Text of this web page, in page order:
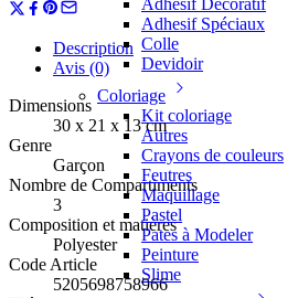
Adhesif Décoratif
Adhesif Spéciaux
Colle
Devidoir
Coloriage
Kit coloriage
Autres
Crayons de couleurs
Feutres
Maquillage
Pastel
Pates à Modeler
Peinture
Slime
Description
Avis (0)
Dimensions
30 x 21 x 13 cm
Genre
Garçon
Nombre de Compartiments
3
Composition et matières
Polyester
Code Article
5205698758966